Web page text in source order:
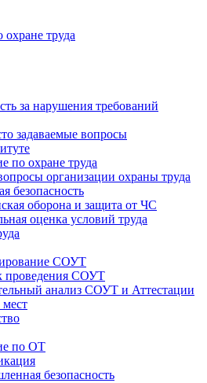
труда
за нарушения требований
задаваемые вопросы
по охране труда
организации охраны труда
безопасность
оборона и защита от ЧС
оценка условий труда
СОУТ
проведения СОУТ
анализ СОУТ и Аттестации
мест
по ОТ
безопасность